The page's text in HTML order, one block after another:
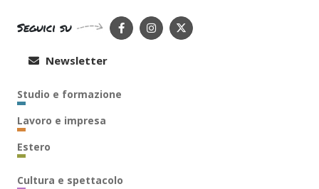
Seguici su
Newsletter
Studio e formazione
Lavoro e impresa
Estero
Cultura e spettacolo